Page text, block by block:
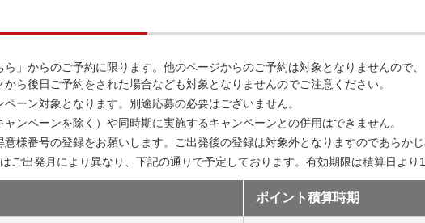
ら」からのご予約に限ります。他のページからのご予約は対象となりませんので
ら後日ご予約をされた場合なども対象となりませんのでご注意ください。
ーン対象となります。別途応募の必要はございません。
ンペーンを除く）や同時期に実施するキャンペーンとの併用はできません。
意様番号の登録をお願いします。ご出発後の登録は対象外となりますのであらか
ご出発月により異なり、下記の通りで予定しております。有効期限は積算日より
ポイント積算時期